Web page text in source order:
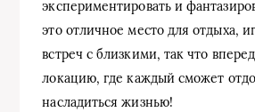
экспериментировать и
это отличное место для отдыха,
встреч с близкими, так что
локацию, где каждый сможет
насладиться жизнью!